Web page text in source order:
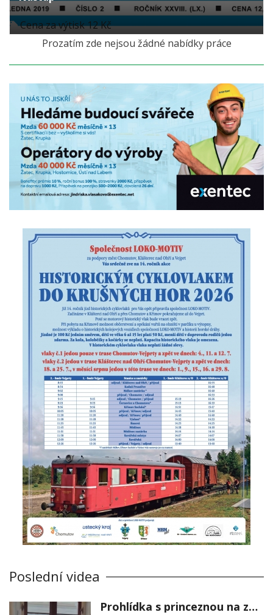
Cena za výtisk 12 Kč
Prozatím zde nejsou žádné nabídky práce
Poslední videa
Prohlídka s princeznou na zámku Stekník